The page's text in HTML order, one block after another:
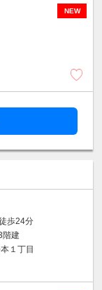
NEW
歩24分
階建
１丁目